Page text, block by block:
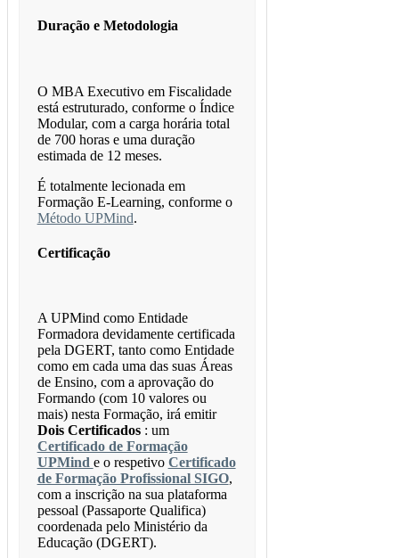
Duração e Metodologia
O MBA Executivo em Fiscalidade
está estruturado, conforme o Índice
Modular, com a carga horária total
de 700 horas e uma duração
estimada de 12 meses.
É totalmente lecionada em
Formação E-Learning, conforme o
Método UPMind.
Certificação
A UPMind como Entidade
Formadora devidamente certificada
pela DGERT, tanto como Entidade
como em cada uma das suas Áreas
de Ensino, com a aprovação do
Formando (com 10 valores ou
mais) nesta Formação, irá emitir
Dois Certificados: um
Certificado de Formação
UPMind e o respetivo Certificado
de Formação Profissional SIGO,
com a inscrição na sua plataforma
pessoal (Passaporte Qualifica)
coordenada pelo Ministério da
Educação (DGERT).